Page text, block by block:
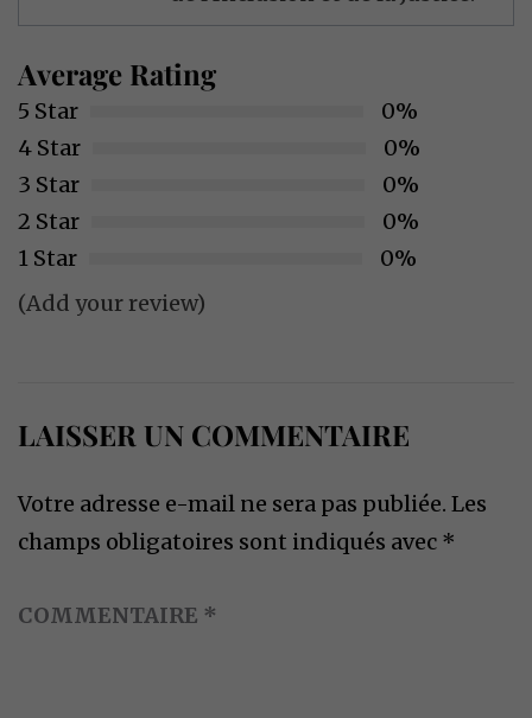
Average Rating
5 Star
0%
4 Star
0%
3 Star
0%
2 Star
0%
1 Star
0%
(Add your review)
LAISSER UN COMMENTAIRE
Votre adresse e-mail ne sera pas publiée. Les
champs obligatoires sont indiqués avec *
COMMENTAIRE *